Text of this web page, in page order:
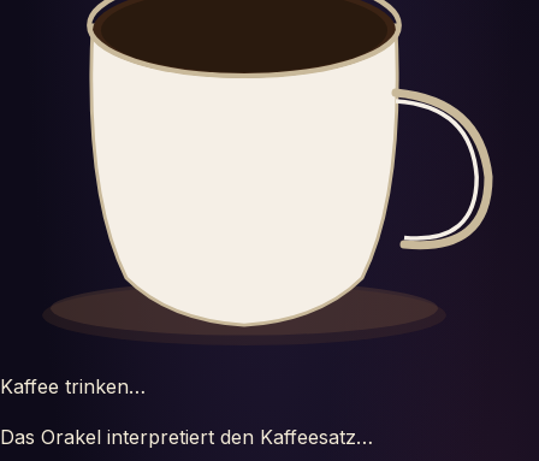
Horoscopes
Glossaire
Kaffee trinken…
Das Orakel interpretiert den Kaffeesatz…